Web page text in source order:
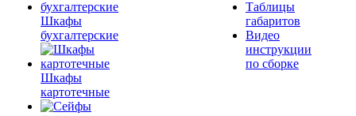
Шкафы
бухгалтерские
Шкафы
картотечные
Таблицы
габаритов
Видео
инструкции
по сборке